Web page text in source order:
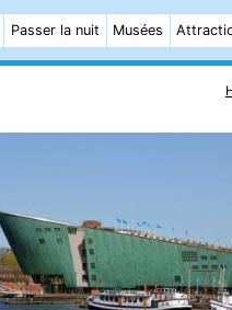
Passer la nuit Musées